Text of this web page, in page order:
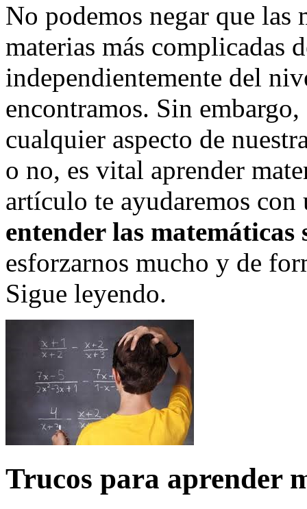
No podemos negar que las
materias más complicadas
independientemente del
encontramos. Sin
cualquier aspecto de
o no, es vital aprender
artículo te ayudaremos
entender las matemáticas
esforzarnos mucho y de
Sigue leyendo.
Trucos para aprender